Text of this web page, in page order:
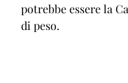
potrebbe essere la
di peso.